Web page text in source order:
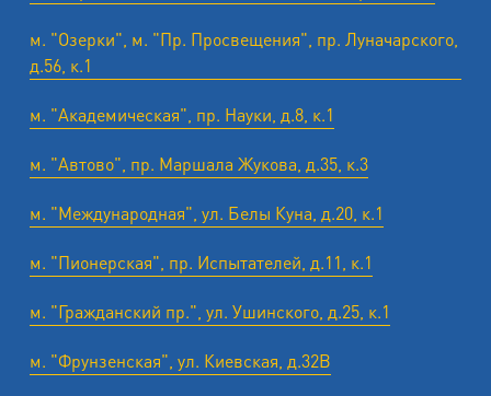
м. "Озерки", м. "Пр. Просвещения", пр. Луначарского,
д.56, к.1
м. "Академическая", пр. Науки, д.8, к.1
м. "Автово", пр. Маршала Жукова, д.35, к.3
м. "Международная", ул. Белы Куна, д.20, к.1
м. "Пионерская", пр. Испытателей, д.11, к.1
м. "Гражданский пр.", ул. Ушинского, д.25, к.1
м. "Фрунзенская", ул. Киевская, д.32В